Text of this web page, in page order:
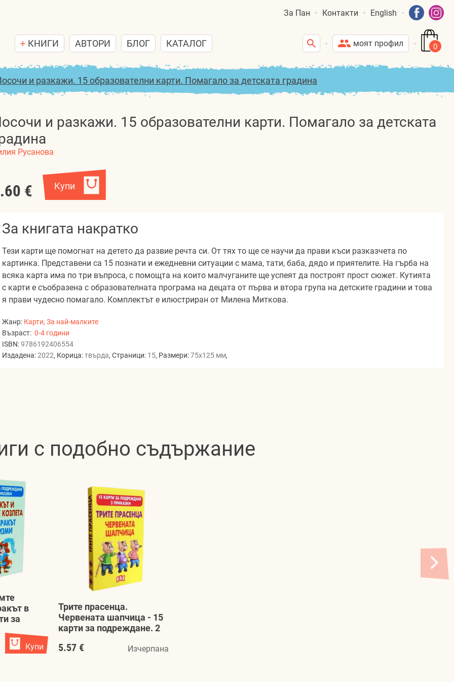
За Пан Контакти English
КНИГИ АВТОРИ БЛОГ КАТАЛОГ моят профил 0
и разкажи. 15 образователни карти. Помагало за детската градина
и разкажи. 15 образователни карти. Помагало за детската
Русанова
€ Купи
За книгата накратко
Тези карти ще помогнат на детето да развие речта си. От тях то ще се научи да прави къси разказчета по
картинка. Представени са 15 познати и ежедневни ситуации с мама, тати, баба, дядо и приятелите. На гърба на
всяка карта има по три въпроса, с помощта на които малчуганите ще успеят да построят прост сюжет. Кутията
с карти е съобразена с образователната програма на децата от първа и втора група на детските градини и това
я прави чудесно помагало. Комплектът е илюстриран от Милена Миткова.
Жанр: Карти,За най-малките
Възраст:0-4 години
ISBN:9786192406554
Издадена:2022, Корица:твърда, Страници: 15, Размери:75x125 мм,
с подобно съдържание
в
за
Купи
Трите прасенца.
Червената шапчица - 15
карти за подреждане. 2
Цанко Лалев
5.57 € Изчерпана